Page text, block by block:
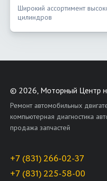
Широкий ассортимент
цилиндров
© 2026, Моторный Центр
Ремонт автомобильных
компьютерная диагностика
продажа запчастей
+7 (831) 266-02-37
+7 (831) 225-58-00